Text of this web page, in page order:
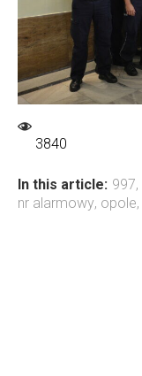
3840
In this article: 997,
nr alarmowy, opole,